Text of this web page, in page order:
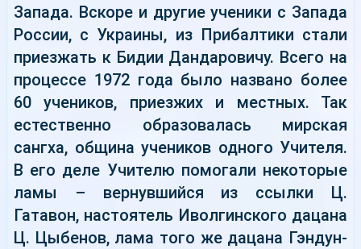
Запада. Вскоре и другие ученики с Запада
России, с Украины, из Прибалтики стали
приезжать к Бидии Дандаровичу. Всего на
процессе 1972 года было названо более
60 учеников, приезжих и местных. Так
естественно образовалась мирская
сангха, община учеников одного Учителя.
В его деле Учителю помогали некоторые
ламы – вернувшийся из ссылки Ц.
Гатавон, настоятель Иволгинского дацана
Ц. Цыбенов, лама того же дацана Гэндун-